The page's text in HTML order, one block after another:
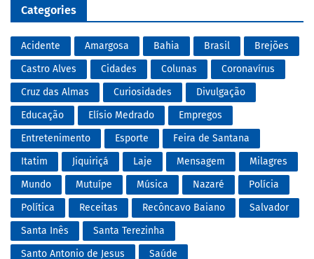
Categories
Acidente Amargosa Bahia Brasil
Brejões
Castro Alves
Cidades Colunas
Coronavírus
Cruz das Almas
Curiosidades
Divulgação
Educação
Elísio Medrado
Empregos
Entretenimento
Esporte
Feira de Santana
Itatim
Jiquiriçá Laje Mensagem
Milagres
Mundo
Mutuípe Música Nazaré
Polícia
Política
Receitas Recôncavo Baiano
Salvador
Santa Inês
Santa Terezinha
Santo Antonio de Jesus
Saúde